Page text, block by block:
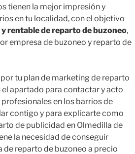
tienen la mejor impresión y
en tu localidad, con el objetivo
rentable de reparto de buzoneo,
empresa de buzoneo y reparto de
tu plan de marketing de reparto
el apartado para contactar y acto
en los barrios de
contigo y para explicarte como
de publicidad en Olmedilla de
la necesidad de conseguir
reparto de buzoneo a precio